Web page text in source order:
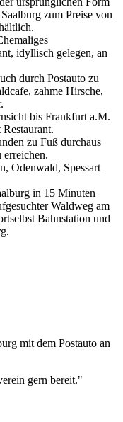
zum Preise von
idyllisch gelegen, an
durch Postauto zu
zahme Hirsche,
bis Frankfurt a.M.
zu Fuß durchaus
erreichen.
Odenwald, Spessart
in 15 Minuten
Waldweg am
Bahnstation und
mit dem Postauto an
gern bereit."